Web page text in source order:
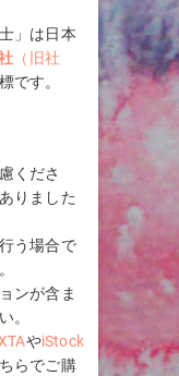
」は日本
（旧社
です。
くださ
りました
う場合で
ンが含ま
。
やiStock
らでご購